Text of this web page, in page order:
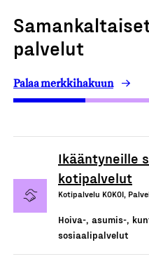
palvelut
Palaa merkkihakuun
Ikääntyneille
kotipalvelut
Kotipalvelu KOKOI,
Hoiva-, asumis-,
sosiaalipalvelut